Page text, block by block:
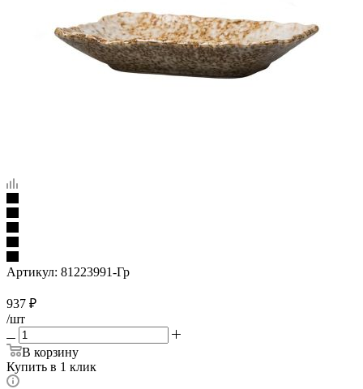
Артикул: 81223991-Гр
937 ₽
/шт
В корзину
Купить в 1 клик